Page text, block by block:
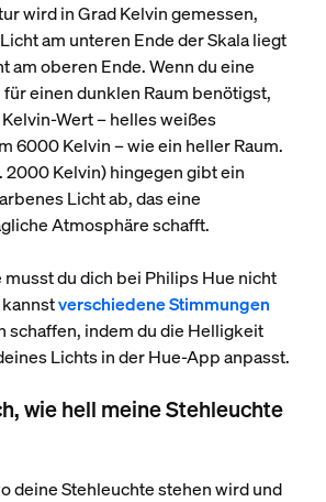
wird in Grad Kelvin gemessen,
am unteren Ende der Skala liegt
am oberen Ende. Wenn du eine
einen dunklen Raum benötigst,
Wert – helles weißes
6000 Kelvin – wie ein heller Raum.
2000 Kelvin) hingegen gibt ein
Licht ab, das eine
Atmosphäre schafft.
du dich bei Philips Hue nicht
verschiedene Stimmungen
schaffen, indem du die Helligkeit
Lichts in der Hue-App anpasst.
wie hell meine Stehleuchte
deine Stehleuchte stehen wird und